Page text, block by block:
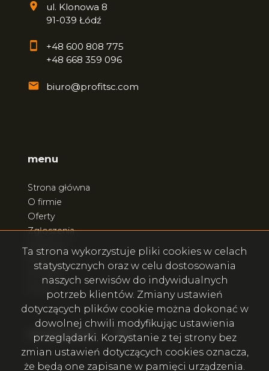
ul. Klonowa 8
91-039 Łódź
+48 600 808 775
+48 668 359 096
biuro@profitsc.com
menu
Strona główna
O firmie
Oferty
Zgłoszenia
Kontakt
social.media Facebook
Facebook
Ta strona wykorzystuje pliki cookies w celach
statystycznych oraz w celu dostosowania
naszych serwisów do indywidualnych
potrzeb klientów. Zmiany ustawień
dotyczących plików cookie można dokonać w
dowolnej chwili modyfikując ustawienia
przeglądarki. Korzystanie z tej strony bez
zmian ustawień dotyczących cookies oznacza,
że będą one zapisane w pamięci urządzenia.